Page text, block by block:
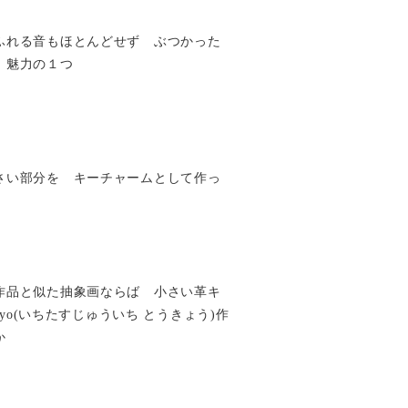
る音もほとんどせず ぶつかった
力の１つ
い部分を キーチャームとして作っ
品と似た抽象画ならば 小さい革キ
いちたすじゅういち とうきょう)作